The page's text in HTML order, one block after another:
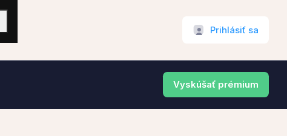
Prihlásiť sa
Vyskúšať prémium